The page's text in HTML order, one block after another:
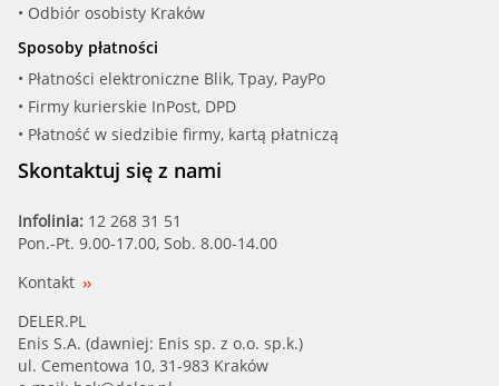
• Odbiór osobisty Kraków
Sposoby płatności
• Płatności elektroniczne Blik, Tpay, PayPo
• Firmy kurierskie InPost, DPD
• Płatność w siedzibie firmy, kartą płatniczą
Skontaktuj się z nami
Infolinia: 12 268 31 51
Pon.-Pt. 9.00-17.00, Sob. 8.00-14.00
Kontakt
DELER.PL
Enis S.A. (dawniej: Enis sp. z o.o. sp.k.)
ul. Cementowa 10, 31-983 Kraków